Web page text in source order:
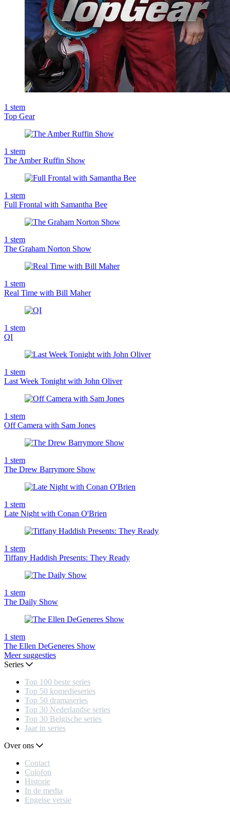
1 stem
Top Gear
1 stem
The Amber Ruffin Show
1 stem
Full Frontal with Samantha Bee
1 stem
The Graham Norton Show
1 stem
Real Time with Bill Maher
1 stem
QI
1 stem
Last Week Tonight with John Oliver
1 stem
Off Camera with Sam Jones
1 stem
The Drew Barrymore Show
1 stem
Late Night with Conan O'Brien
1 stem
Tiffany Haddish Presents: They Ready
1 stem
The Daily Show
1 stem
The Ellen DeGeneres Show
Meer suggesties
Series
Top 100 beste series
Top 50 komedieseries
Top 50 dramaseries
Top 30 Nederlandse series
Top 30 Belgische series
Jaar in series
Over ons
Contact
Colofon
Historie
In de media
Engelse versie